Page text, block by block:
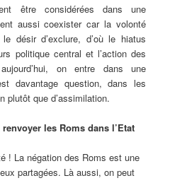
être considérées dans une
aussi coexister car la volonté
désir d’exclure, d’où le hiatus
politique central et l’action des
on entre dans une
davantage question, dans les
plutôt que d’assimilation.
les Roms dans l’Etat
! La négation des Roms est une
partagées. Là aussi, on peut